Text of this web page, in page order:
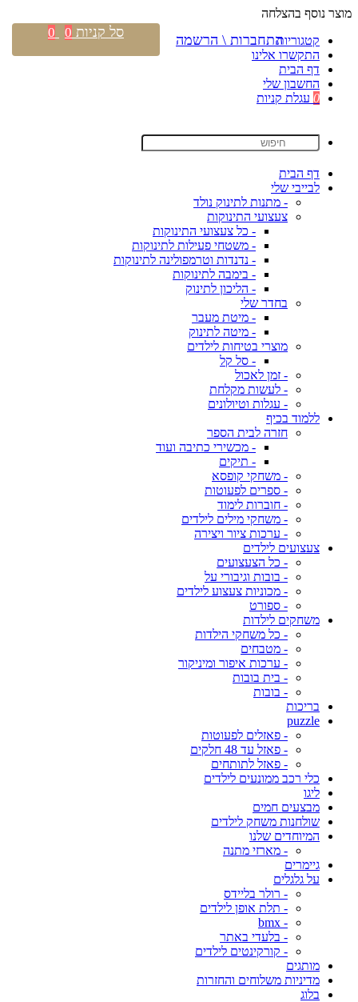
מוצר נוסף בהצלחה
קטגוריות
התקשרו אלינו
דף הבית
החשבון שלי
0 עגלת קניות
דף הבית
לבייבי שלי
- מתנות לתינוק נולד
צעצועי התינוקות
- כל צעצועי התינוקות
- משטחי פעילות לתינוקות
- נדנדות וטרמפולינה לתינוקות
- בימבה לתינוקות
- הליכון לתינוק
בחדר שלי
- מיטת מעבר
- מיטה לתינוק
מוצרי בטיחות לילדים
- סל קל
- זמן לאכול
- לעשות מקלחת
- עגלות וטיולונים
ללמוד בכיף
חזרה לבית הספר
- מכשירי כתיבה ועוד
- תיקים
- משחקי קופסא
- ספרים לפעוטות
- חוברות לימוד
- משחקי מילים לילדים
- ערכות ציור ויצירה
צעצועים לילדים
- כל הצעצועים
- בובות וגיבורי על
- מכוניות צעצוע לילדים
- ספורט
משחקים לילדות
- כל משחקי הילדות
- מטבחים
- ערכות איפור ומיניקור
- בית בובות
- בובות
בריכות
puzzle
- פאזלים לפעוטות
- פאזל עד 48 חלקים
- פאזל לתותחים
כלי רכב ממונעים לילדים
ליגו
מבצעים חמים
שולחנות משחק לילדים
המיוחדים שלנו
- מארזי מתנה
גיימרים
על גלגלים
- רולר בליידס
- תלת אופן לילדים
- bmx
- בלעדי באתר
- קורקינטים לילדים
מותגים
מדיניות משלוחים והחזרות
בלוג
התחברות \ הרשמה סל קניות 0
0